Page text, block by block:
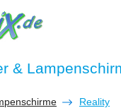
&
Reality